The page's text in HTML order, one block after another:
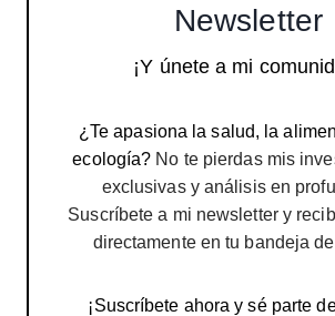
Newsletter
¡Y únete a mi
¿Te apasiona la salud, la
ecología? No te pierdas mis
exclusivas y análisis en
Suscríbete a mi newsletter y
directamente en tu bandeja
¡Suscríbete ahora y sé parte